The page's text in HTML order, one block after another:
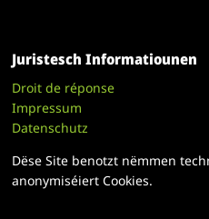
Juristesch Informatiounen
Droit de réponse
Impressum
Datenschutz
Dëse Site benotzt nëmmen
anonymiséiert Cookies.